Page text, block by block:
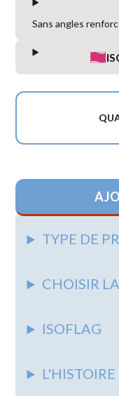
Sans angles
TYPE DE
CHOISIR
ISOFLAG